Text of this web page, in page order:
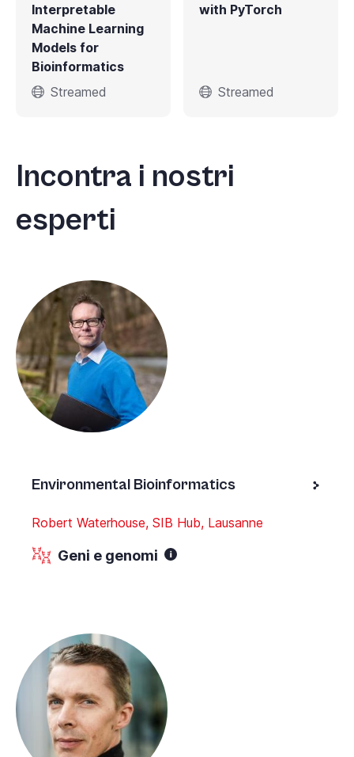
Interpretable
Machine Learning
Models for
Bioinformatics
Streamed
with PyTorch
Streamed
Incontra i nostri
esperti
Environmental Bioinformatics
Robert Waterhouse, SIB Hub, Lausanne
Geni e genomi